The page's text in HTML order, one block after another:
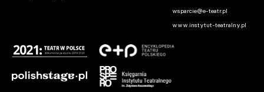
wsparcie@e-teatr.pl
www.instytut-teatralny.pl